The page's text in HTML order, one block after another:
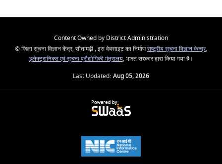
Content Owned by District Administration
© जिला सूचना विज्ञान केंद्र, सीतामढ़ी , इस वेबसाइट का निर्माणराष्ट्रीय सूचना विज्ञान केन्द्र,
इलेक्ट्रानिक्स एवं सूचना प्रौद्योगिकी मंत्रालय, भारत सरकार द्वारा किया गया है।
Last Updated: Aug 05, 2026